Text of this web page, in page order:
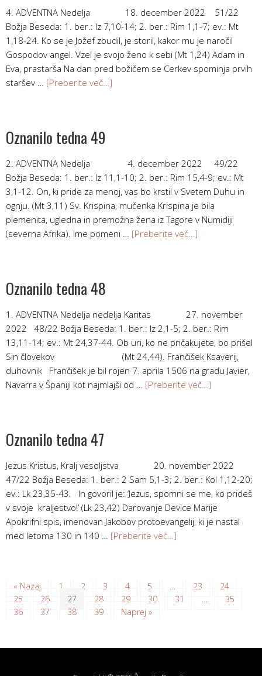
4. ADVENTNA Nedelja 18. december 2022 51/22
Božja Beseda: 1. ber.: Iz 7,10-14; 2. ber.: Rim 1,1-7; ev.: Mt
1,18-24. Ko se je Jožef zbudil, je storil, kakor mu je naročil
Gospodov angel. Vzel je svojo ženo k sebi (Mt 1,24) Adam in
Eva, prastarša Na dan pred božičem se Cerkev spominja prvih
staršev … [Preberite več…]
Oznanilo tedna 49
2. ADVENTNA Nedelja 4. december 2022 49/22
Božja Beseda: 1. ber.: Iz 11,1-10; 2. ber.: Rim 15,4-9; ev.: Mt
3,1-12. On, ki pride za menoj, vas bo krstil v Svetem Duhu in
ognju. (Mt 3,11) Sv. Krispina, mučenka Krispina je bila
plemenita, ugledna in premožna žena iz Tagore v Numidiji
(severna Afrika). Ime pomeni … [Preberite več…]
Oznanilo tedna 48
1. ADVENTNA Nedelja nedelja Karitas 27. november
2022 48/22 Božja Beseda: 1. ber.: Iz 2,1-5; 2. ber.: Rim
13,11-14; ev.: Mt 24,37-44. Ob uri, ko ne pričakujete, bo prišel
Sin človekov (Mt 24,44). Frančišek Ksaverij,
duhovnik Frančišek je bil rojen 7. aprila 1506 na gradu Javier,
Navarra v Španiji kot najmlajši od … [Preberite več…]
Oznanilo tedna 47
Jezus Kristus, Kralj vesoljstva 20. november 2022
47/22 Božja Beseda: 1. ber.: 2 Sam 5,1-3; 2. ber.: Kol 1,12-20;
ev.: Lk 23,35-43. In govoril je: ‘Jezus, spomni se me, ko prideš
v svoje kraljestvo!’ (Lk 23,42) Darovanje Device Marije
Apokrifni spis, imenovan Jakobov protoevan­gelij, ki je nastal
med letoma 130 in 140 … [Preberite več…]
« Nazaj 1 2 3 4 5 … 23
24
25
26 27 28 29 30 31 …
35
36
37 38 39 Naprej »